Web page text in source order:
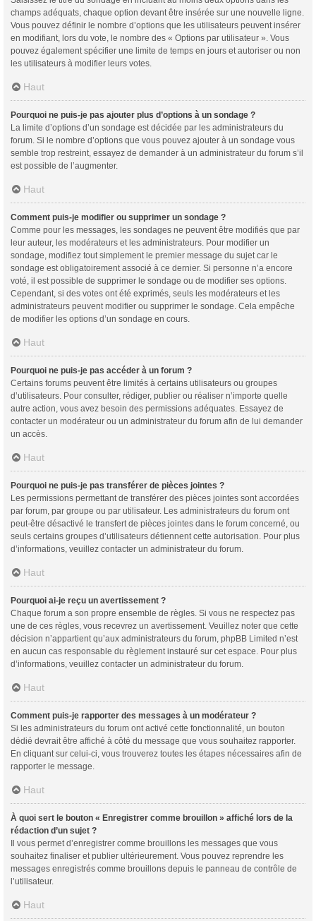
champs adéquats, chaque option devant être insérée sur une nouvelle ligne.
Vous pouvez définir le nombre d’options que les utilisateurs peuvent insérer
en modifiant, lors du vote, le nombre des « Options par utilisateur ». Vous
pouvez également spécifier une limite de temps en jours et autoriser ou non
les utilisateurs à modifier leurs votes.
Haut
Pourquoi ne puis-je pas ajouter plus d’options à un sondage ?
La limite d’options d’un sondage est décidée par les administrateurs du
forum. Si le nombre d’options que vous pouvez ajouter à un sondage vous
semble trop restreint, essayez de demander à un administrateur du forum s’il
est possible de l’augmenter.
Haut
Comment puis-je modifier ou supprimer un sondage ?
Comme pour les messages, les sondages ne peuvent être modifiés que par
leur auteur, les modérateurs et les administrateurs. Pour modifier un
sondage, modifiez tout simplement le premier message du sujet car le
sondage est obligatoirement associé à ce dernier. Si personne n’a encore
voté, il est possible de supprimer le sondage ou de modifier ses options.
Cependant, si des votes ont été exprimés, seuls les modérateurs et les
administrateurs peuvent modifier ou supprimer le sondage. Cela empêche
de modifier les options d’un sondage en cours.
Haut
Pourquoi ne puis-je pas accéder à un forum ?
Certains forums peuvent être limités à certains utilisateurs ou groupes
d’utilisateurs. Pour consulter, rédiger, publier ou réaliser n’importe quelle
autre action, vous avez besoin des permissions adéquates. Essayez de
contacter un modérateur ou un administrateur du forum afin de lui demander
un accès.
Haut
Pourquoi ne puis-je pas transférer de pièces jointes ?
Les permissions permettant de transférer des pièces jointes sont accordées
par forum, par groupe ou par utilisateur. Les administrateurs du forum ont
peut-être désactivé le transfert de pièces jointes dans le forum concerné, ou
seuls certains groupes d’utilisateurs détiennent cette autorisation. Pour plus
d’informations, veuillez contacter un administrateur du forum.
Haut
Pourquoi ai-je reçu un avertissement ?
Chaque forum a son propre ensemble de règles. Si vous ne respectez pas
une de ces règles, vous recevrez un avertissement. Veuillez noter que cette
décision n’appartient qu’aux administrateurs du forum, phpBB Limited n’est
en aucun cas responsable du règlement instauré sur cet espace. Pour plus
d’informations, veuillez contacter un administrateur du forum.
Haut
Comment puis-je rapporter des messages à un modérateur ?
Si les administrateurs du forum ont activé cette fonctionnalité, un bouton
dédié devrait être affiché à côté du message que vous souhaitez rapporter.
En cliquant sur celui-ci, vous trouverez toutes les étapes nécessaires afin de
rapporter le message.
Haut
À quoi sert le bouton « Enregistrer comme brouillon » affiché lors de la
rédaction d’un sujet ?
Il vous permet d’enregistrer comme brouillons les messages que vous
souhaitez finaliser et publier ultérieurement. Vous pouvez reprendre les
messages enregistrés comme brouillons depuis le panneau de contrôle de
l’utilisateur.
Haut